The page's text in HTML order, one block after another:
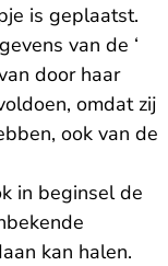
is geplaatst.
van de ‘
door haar
omdat zij
ook van de
in beginsel de
kan halen.